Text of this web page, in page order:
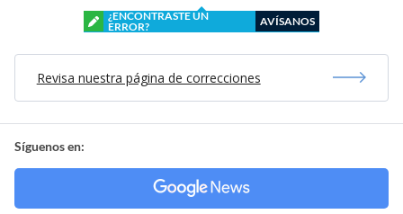
¿ENCONTRASTE UN
ERROR?
AVÍSANOS
Revisa nuestra página de correcciones
Síguenos en: